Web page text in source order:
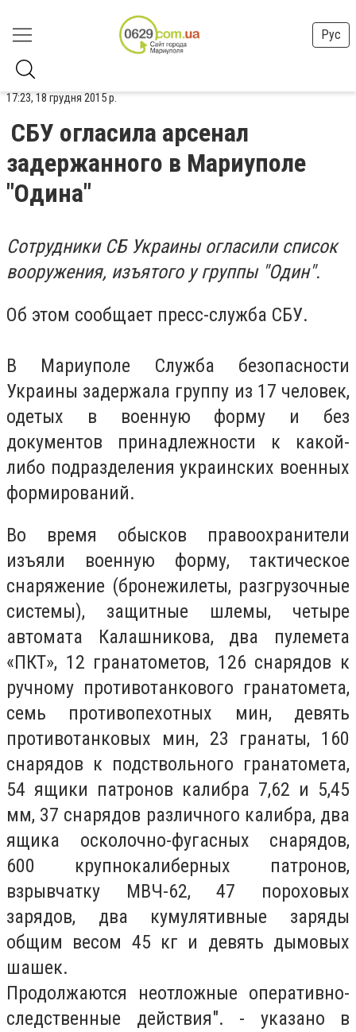
Рус
17:23, 18 грудня 2015 р.
СБУ огласила арсенал
задержанного в Мариуполе
"Одина"
Сотрудники СБ Украины огласили список
вооружения, изъятого у группы "Один".
Об этом сообщает пресс-служба СБУ.
В Мариуполе Служба безопасности
Украины задержала группу из 17 человек,
одетых в военную форму и без
документов принадлежности к какой-
либо подразделения украинских военных
формирований.
Во время обысков правоохранители
изъяли военную форму, тактическое
снаряжение (бронежилеты, разгрузочные
системы), защитные шлемы, четыре
автомата Калашникова, два пулемета
«ПКТ», 12 гранатометов, 126 снарядов к
ручному противотанкового гранатомета,
семь противопехотных мин, девять
противотанковых мин, 23 гранаты, 160
снарядов к подствольного гранатомета,
54 ящики патронов калибра 7,62 и 5,45
мм, 37 снарядов различного калибра, два
ящика осколочно-фугасных снарядов,
600 крупнокалиберных патронов,
взрывчатку МВЧ-62, 47 пороховых
зарядов, два кумулятивные заряды
общим весом 45 кг и девять дымовых
шашек.
Продолжаются неотложные оперативно-
следственные действия". - указано в